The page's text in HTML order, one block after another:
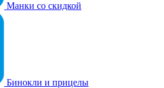
Манки со скидкой
Бинокли и прицелы